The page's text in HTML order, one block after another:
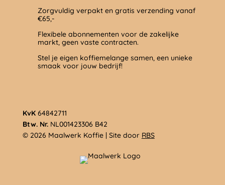
Zorgvuldig verpakt en gratis verzending vanaf
€65,-
Flexibele abonnementen voor de zakelijke
markt, geen vaste contracten.
Stel je eigen koffiemelange samen, een unieke
smaak voor jouw bedrijf!
KvK64842711
Btw. Nr.NL001423306 B42
© 2026 Maalwerk Koffie | Site door RBS